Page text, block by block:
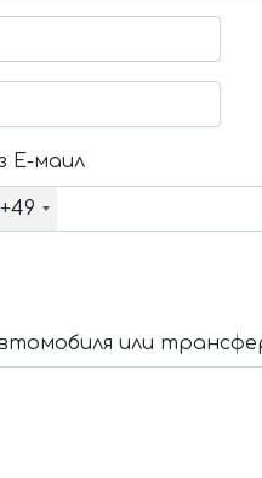
Е-маил
+49
или